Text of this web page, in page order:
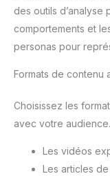
des outils
comportements et
personas pour
Formats de contenu
Choisissez les
avec votre
Les vidéos
Les articles